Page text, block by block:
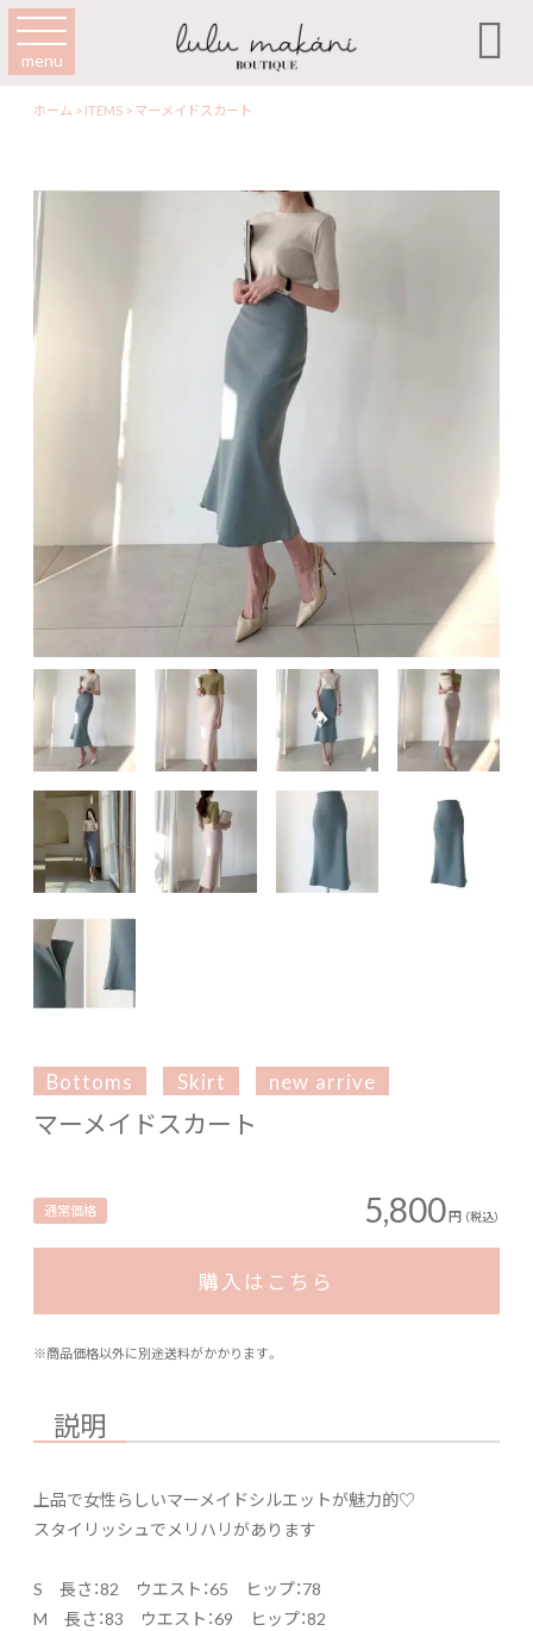
menu 
ホーム >ITEMS >マーメイドスカート
Bottoms Skirt new arrive
マーメイドスカート
通常価格 5,800円 （税込）
購入はこちら
※商品価格以外に別途送料がかかります。
説明
上品で女性らしいマーメイドシルエットが魅力的♡
スタイリッシュでメリハリがあります
S 長さ：82 ウエスト：65 ヒップ：78
M 長さ：83 ウエスト：69 ヒップ：82